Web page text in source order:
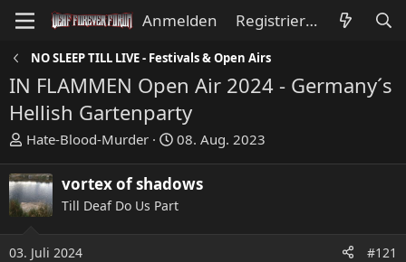
Anmelden Registrieren
NO SLEEP TILL LIVE - Festivals & Open Airs
IN FLAMMEN Open Air 2024 - Germany´s
Hellish Gartenparty
E
s
t
e
l
Hate-Blood-Murder
E
s
t
e
l
08. Aug. 2023
vortex of shadows
Till Deaf Do Us Part
03. Juli 2024 #121